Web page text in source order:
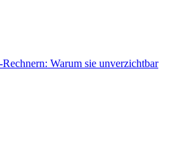
Warum sie unverzichtbar